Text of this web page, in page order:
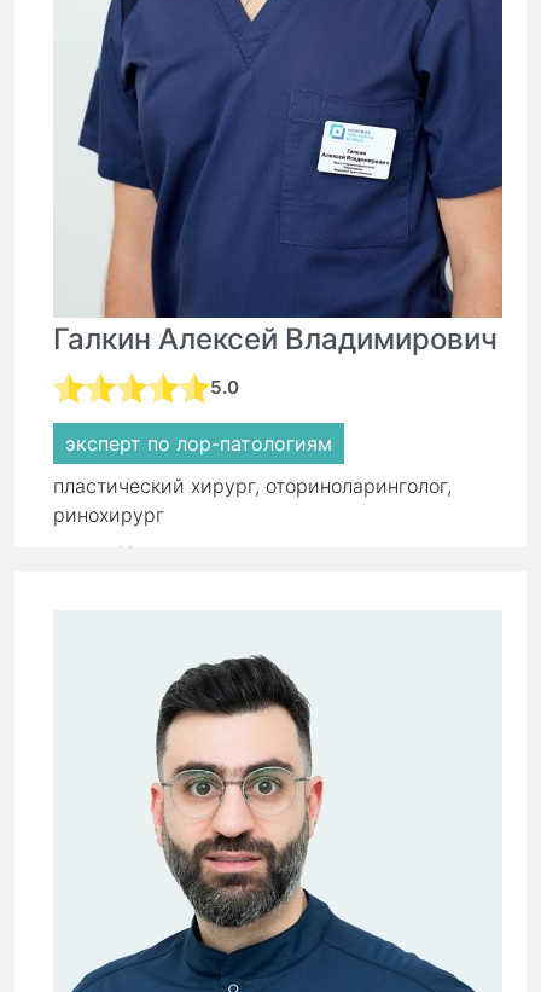
Галкин Алексей Владимирович
5.0
эксперт по лор-патологиям
пластический хирург, оториноларинголог,
ринохирург
18 лет